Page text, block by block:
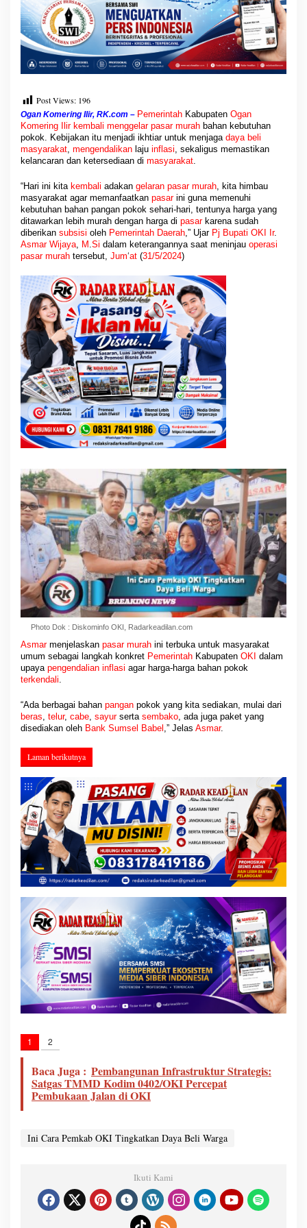
Post Views: 196
Ogan Komering Ilir, RK.com – Pemerintah Kabupaten Ogan
Komering Ilir kembali menggelar pasar murah bahan kebutuhan
pokok. Kebijakan itu menjadi ikhtiar untuk menjaga daya beli
masyarakat, mengendalikan laju inflasi, sekaligus memastikan
kelancaran dan ketersediaan di masyarakat.
“Hari ini kita kembali adakan gelaran pasar murah, kita himbau
masyarakat agar memanfaatkan pasarini guna memenuhi
kebutuhan bahan pangan pokok sehari-hari, tentunya harga yang
ditawarkan lebih murah dengan harga di pasarkarena sudah
diberikan subsisi oleh Pemerintah Daerah,” Ujar Pj Bupati OKI Ir.
Asmar Wijaya, M .Si dalam keterangannya saat meninjau operasi
pasar murah tersebut, Jum‘at (31/5/2024)
Photo Dok : Diskominfo OKI, Radarkeadilan.com
Asmarmenjelaskan pasar murah ini terbuka untuk masyarakat
umum sebagai langkah konkret Pemerintah Kabupaten OKI dalam
upaya pengendalian inflasi agar harga-harga bahan pokok
terkendali.
“Ada berbagai bahan pangan pokok yang kita sediakan, mulai dari
beras, telur, cabe, sayurserta sembako, ada juga paket yang
disediakan oleh Bank Sumsel Babel ,” Jelas Asmar.
Laman berikutnya
1 2
Baca Juga : Pembangunan Infrastruktur Strategis:
Satgas TMMD Kodim 0402/OKI Percepat
Pembukaan Jalan di OKI
Ini Cara Pemkab OKI Tingkatkan Daya Beli Warga
Ikuti Kami